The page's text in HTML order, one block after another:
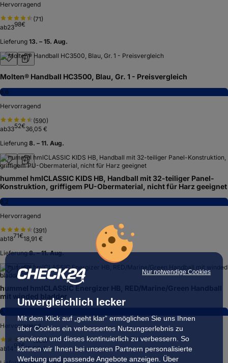
Nur notwendige Cookies
Unvergleichlich lecker
Mit dem Klick auf „geht klar” ermöglichen Sie uns Ihnen
über Cookies ein verbessertes Nutzungserlebnis zu
servieren und dieses kontinuierlich zu verbessern. So
können wir Ihnen bei unseren Partnern personalisierte
Werbung und passende Angebote anzeigen. Über
Hervorragend
(71)
ab2398€
Lieferung 13. – 15. Aug.
Molten® Handball HC3500, Blau, Gr. 1 - Preisvergleich
8,6
Hervorragend
(590)
ab3352€36,05 €
Lieferung 8. – 11. Aug.
hummel hmlCLASSIC KIDS HB, Handball mit 32-teiliger Panel-
Konstruktion, griffigem PU-Obermaterial, nicht für Harz geeignet
8,2
Hervorragend
(391)
ab1871€18,91 €
Lieferung 8. – 11. Aug.
hummel hmlCLASSIC Energizer HB, RED/Marine/Green Handball
mit winded bladder
8,2
Hervorragend
(336)
ab
97 € 15,00 €